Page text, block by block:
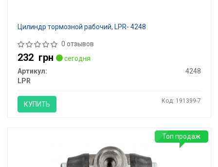
Цилиндр тормозной рабочий, LPR- 4248
0 отзывов
232 грн
сегодня
Артикул:
4248
LPR
КУПИТЬ Код: 191399-7
Топ продаж